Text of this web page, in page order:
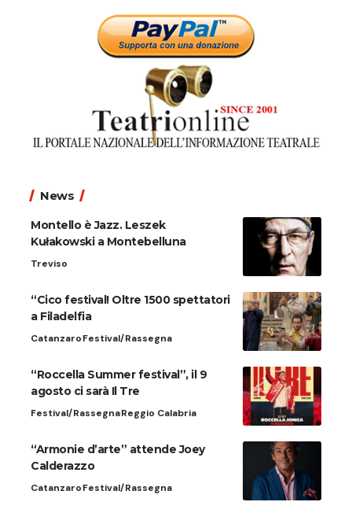
News
Montello è Jazz. Leszek
Kułakowski a Montebelluna
Treviso
“Cico festival! Oltre 1500 spettatori
a Filadelfia
CatanzaroFestival/Rassegna
“Roccella Summer festival”, il 9
agosto ci sarà Il Tre
Festival/RassegnaReggio Calabria
“Armonie d’arte” attende Joey
Calderazzo
CatanzaroFestival/Rassegna